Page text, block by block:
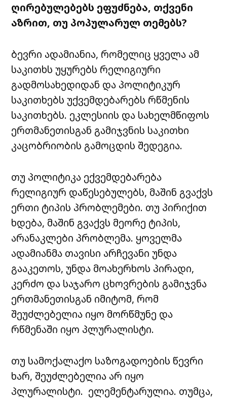
ღირებულებებს ეფუძნება, თქვენი
აზრით, თუ პოპულარულ თემებს?
ბევრი ადამიანია, რომელიც ყველა ამ
საკითხს უყურებს რელიგიური
გადმოსახედიდან და პოლიტიკურ
საკითხებს უქვემდებარებს რწმენის
საკითხებს. ეკლესიის და სახელმწიფოს
ერთმანეთისგან გამიჯვნის საკითხი
კაცობრიობის გამოცდის შედეგია.
თუ პოლიტიკა ექვემდებარება
რელიგიურ დაწესებულებს, მაშინ გვაქვს
ერთი ტიპის პრობლემები. თუ პირიქით
ხდება, მაშინ გვაქვს მეორე ტიპის,
არანაკლები პრობლემა. ყოველმა
ადამიანმა თავისი არჩევანი უნდა
გააკეთოს, უნდა მოახერხოს პირადი,
კერძო და საჯარო ცხოვრების გამიჯვნა
ერთმანეთისგან იმიტომ, რომ
შეუძლებელია იყო მორწმუნე და
რწმენაში იყო პლურალისტი.
თუ სამოქალაქო საზოგადოების წევრი
ხარ, შეუძლებელია არ იყო
პლურალისტი. ელემენტარულია. თუმცა,